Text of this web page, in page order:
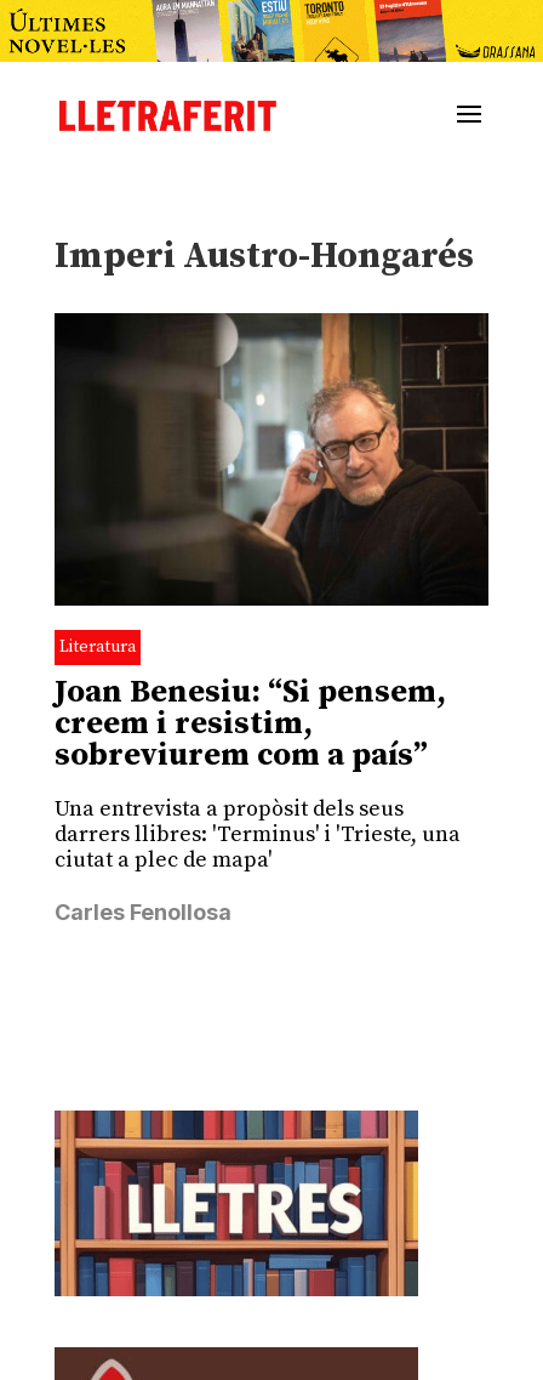
Imperi Austro-Hongarés
Literatura
Joan Benesiu: “Si pensem,
creem i resistim,
sobreviurem com a país”
Una entrevista a propòsit dels seus
darrers llibres: 'Terminus' i 'Trieste, una
ciutat a plec de mapa'
Carles Fenollosa